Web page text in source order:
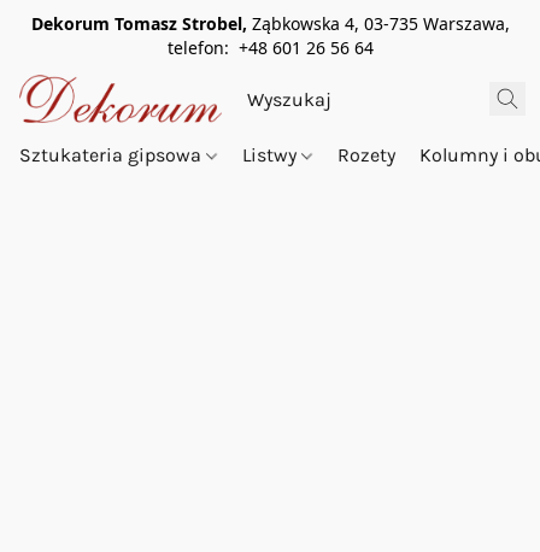
Dekorum Tomasz Strobel, Ząbkowska 4, 03-735 Warszawa,
telefon: +48 601 26 56 64
Sztukateria gipsowa Listwy Rozety Kolumny i